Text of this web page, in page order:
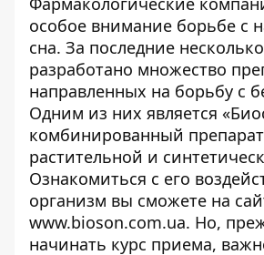
особое внимание борьбе с
сна. За последние
разработано множество
направленных на борьбу с
Одним из них является
комбинированный
растительной и
Ознакомиться с его
организм вы сможете на
www.bioson.com.ua. Но,
начинать курс приема,